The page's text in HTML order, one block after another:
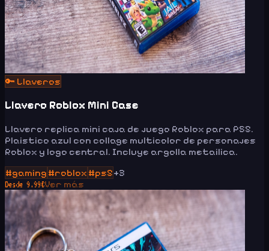
🔑 Llaveros
Llavero Roblox Mini Case
Llavero replica mini caja de juego Roblox para PS5.
Plaistico azul con collage multicolor de personajes
Roblox y logo central. Incluye argolla metailica.
#gaming #roblox #ps5+3
Desde 9.99€Ver más